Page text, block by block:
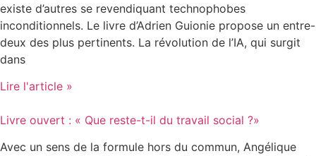
existe d’autres se revendiquant technophobes
inconditionnels. Le livre d’Adrien Guionie propose un entre-
deux des plus pertinents. La révolution de l’IA, qui surgit
dans
Lire l'article »
Livre ouvert : « Que reste-t-il du travail social ?»
Avec un sens de la formule hors du commun, Angélique